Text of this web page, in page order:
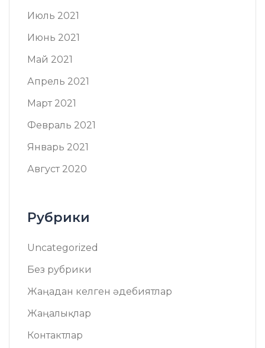
Июль 2021
Июнь 2021
Май 2021
Апрель 2021
Март 2021
Февраль 2021
Январь 2021
Август 2020
Рубрики
Uncategorized
Без рубрики
Жаңадан келген әдебиятлар
Жаңалықлар
Контактлар